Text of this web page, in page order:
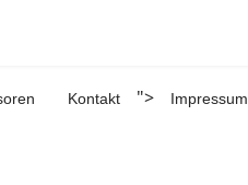
Kontakt "> Impressum